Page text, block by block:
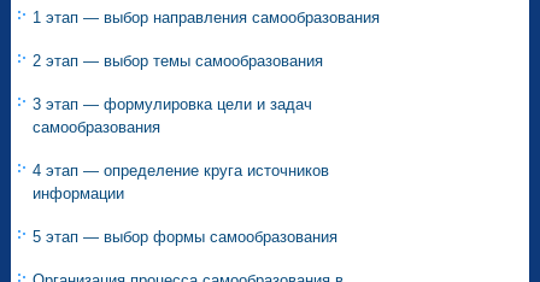
1 этап — выбор направления самообразования
2 этап — выбор темы самообразования
3 этап — формулировка цели и задач
самообразования
4 этап — определение круга источников
информации
5 этап — выбор формы самообразования